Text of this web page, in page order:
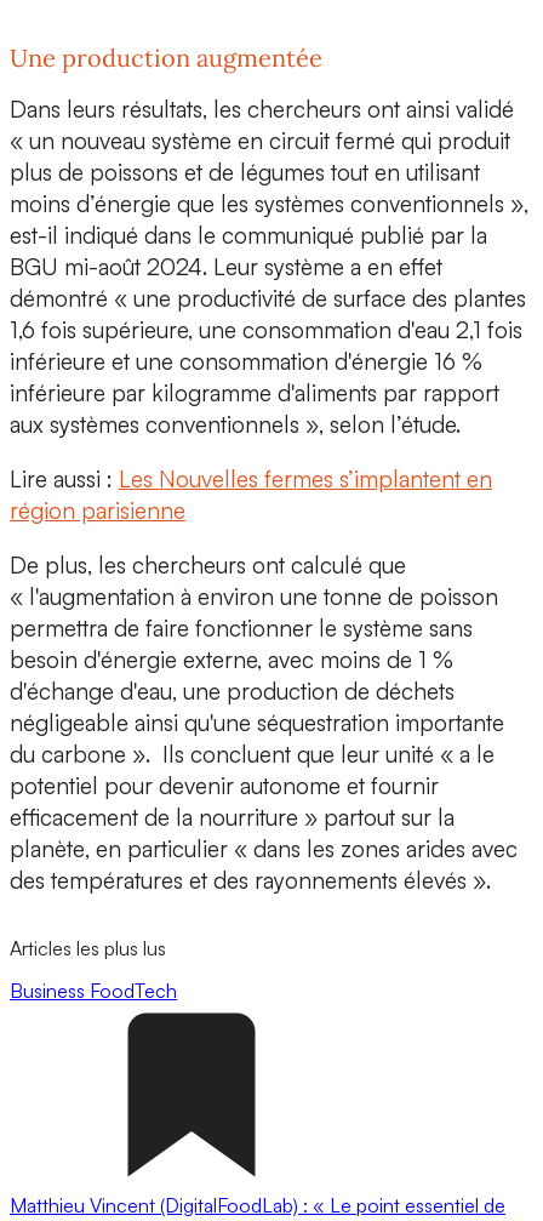
Une production augmentée
Dans leurs résultats, les chercheurs ont ainsi validé
« un nouveau système en circuit fermé qui produit
plus de poissons et de légumes tout en utilisant
moins d’énergie que les systèmes conventionnels »,
est-il indiqué dans le communiqué publié par la
BGU mi-août 2024. Leur système a en effet
démontré « une productivité de surface des plantes
1,6 fois supérieure, une consommation d'eau 2,1 fois
inférieure et une consommation d'énergie 16 %
inférieure par kilogramme d'aliments par rapport
aux systèmes conventionnels », selon l’étude.
Lire aussi : Les Nouvelles fermes s’implantent en
région parisienne
De plus, les chercheurs ont calculé que
« l'augmentation à environ une tonne de poisson
permettra de faire fonctionner le système sans
besoin d'énergie externe, avec moins de 1 %
d'échange d'eau, une production de déchets
négligeable ainsi qu'une séquestration importante
du carbone ». Ils concluent que leur unité « a le
potentiel pour devenir autonome et fournir
efficacement de la nourriture » partout sur la
planète, en particulier « dans les zones arides avec
des températures et des rayonnements élevés ».
Articles les plus lus
Business FoodTech
Matthieu Vincent (DigitalFoodLab) : « Le point essentiel de